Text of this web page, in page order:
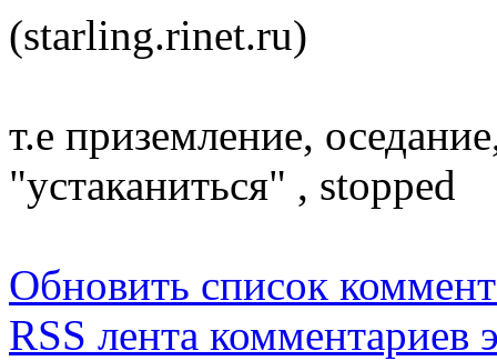
(starling.rinet.ru)
т.е приземление,
"устаканиться" , stopped
Обновить список
RSS лента комментариев